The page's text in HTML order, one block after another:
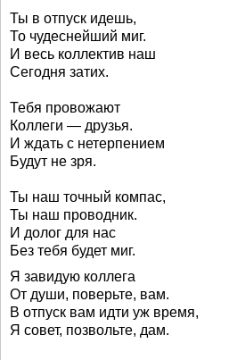
Ты в отпуск идешь,
То чудеснейший миг.
И весь коллектив наш
Сегодня затих.
Тебя провожают
Коллеги — друзья.
И ждать с нетерпением
Будут не зря.
Ты наш точный компас,
Ты наш проводник.
И долог для нас
Без тебя будет миг.
Я завидую коллега
От души, поверьте, вам.
В отпуск вам идти уж время,
Я совет, позвольте, дам.